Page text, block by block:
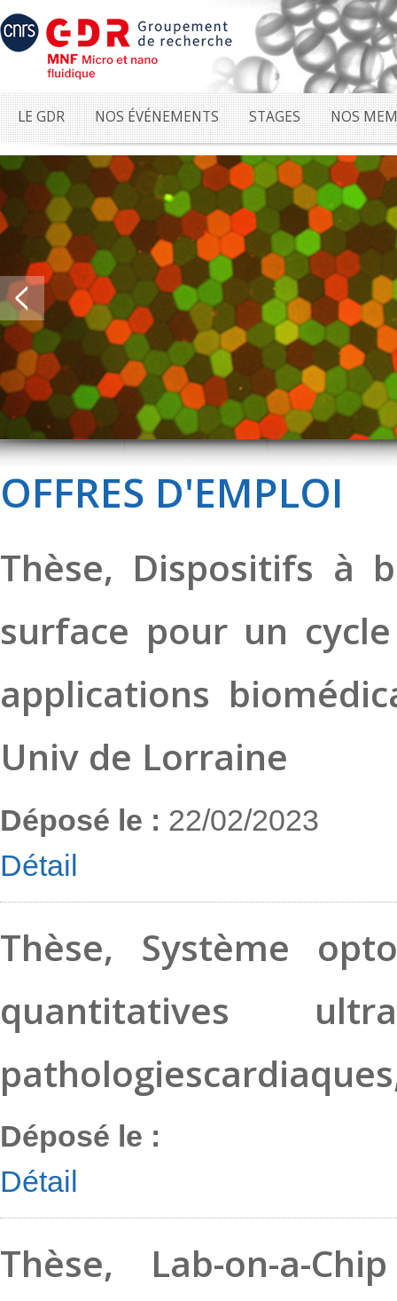
LE GDR NOS ÉVÉNEMENTS STAGES NOS
OFFRES D'EMPLOI
Thèse, Dispositifs à
surface pour un
applications
Univ de Lorraine
Déposé le : 22/02/2023
Détail
Offre_de_stage_M2_SAW_bio_Fr_Eng_2023 Télécharger
Thèse, Système
quantitatives
Déposé le :
Détail
PhD-offer-digital-microfluidic_vf Télécharger
Thèse, Lab-on-a-